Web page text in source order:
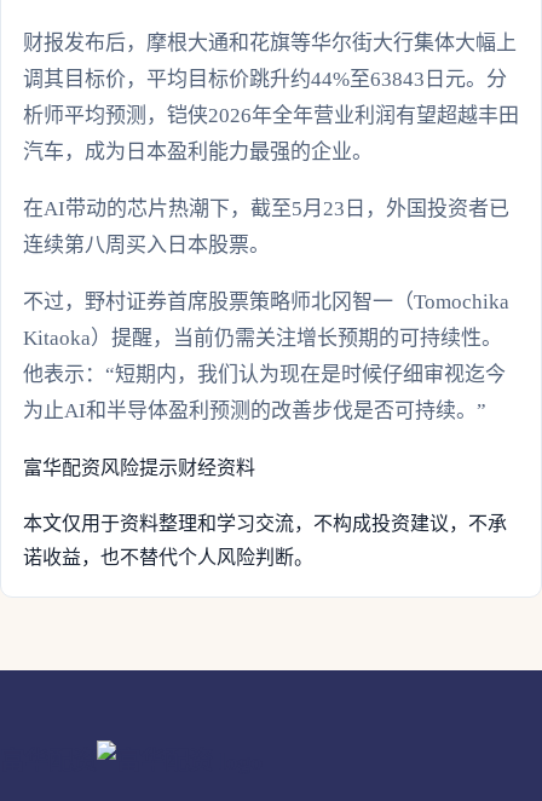
财报发布后，摩根大通和花旗等华尔街大行集体大幅上
调其目标价，平均目标价跳升约44%至63843日元。分
析师平均预测，铠侠2026年全年营业利润有望超越丰田
汽车，成为日本盈利能力最强的企业。
在AI带动的芯片热潮下，截至5月23日，外国投资者已
连续第八周买入日本股票。
不过，野村证券首席股票策略师北冈智一（Tomochika
Kitaoka）提醒，当前仍需关注增长预期的可持续性。
他表示：“短期内，我们认为现在是时候仔细审视迄今
为止AI和半导体盈利预测的改善步伐是否可持续。”
富华配资风险提示财经资料
本文仅用于资料整理和学习交流，不构成投资建议，不承
诺收益，也不替代个人风险判断。